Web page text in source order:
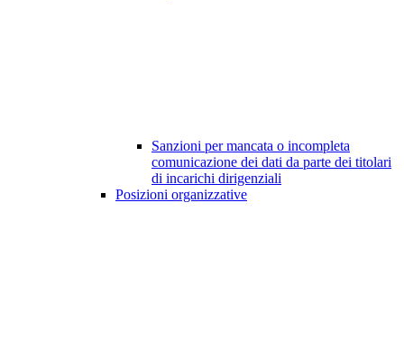
Sanzioni per mancata o incompleta
comunicazione dei dati da parte dei titolari
di incarichi dirigenziali
Posizioni organizzative